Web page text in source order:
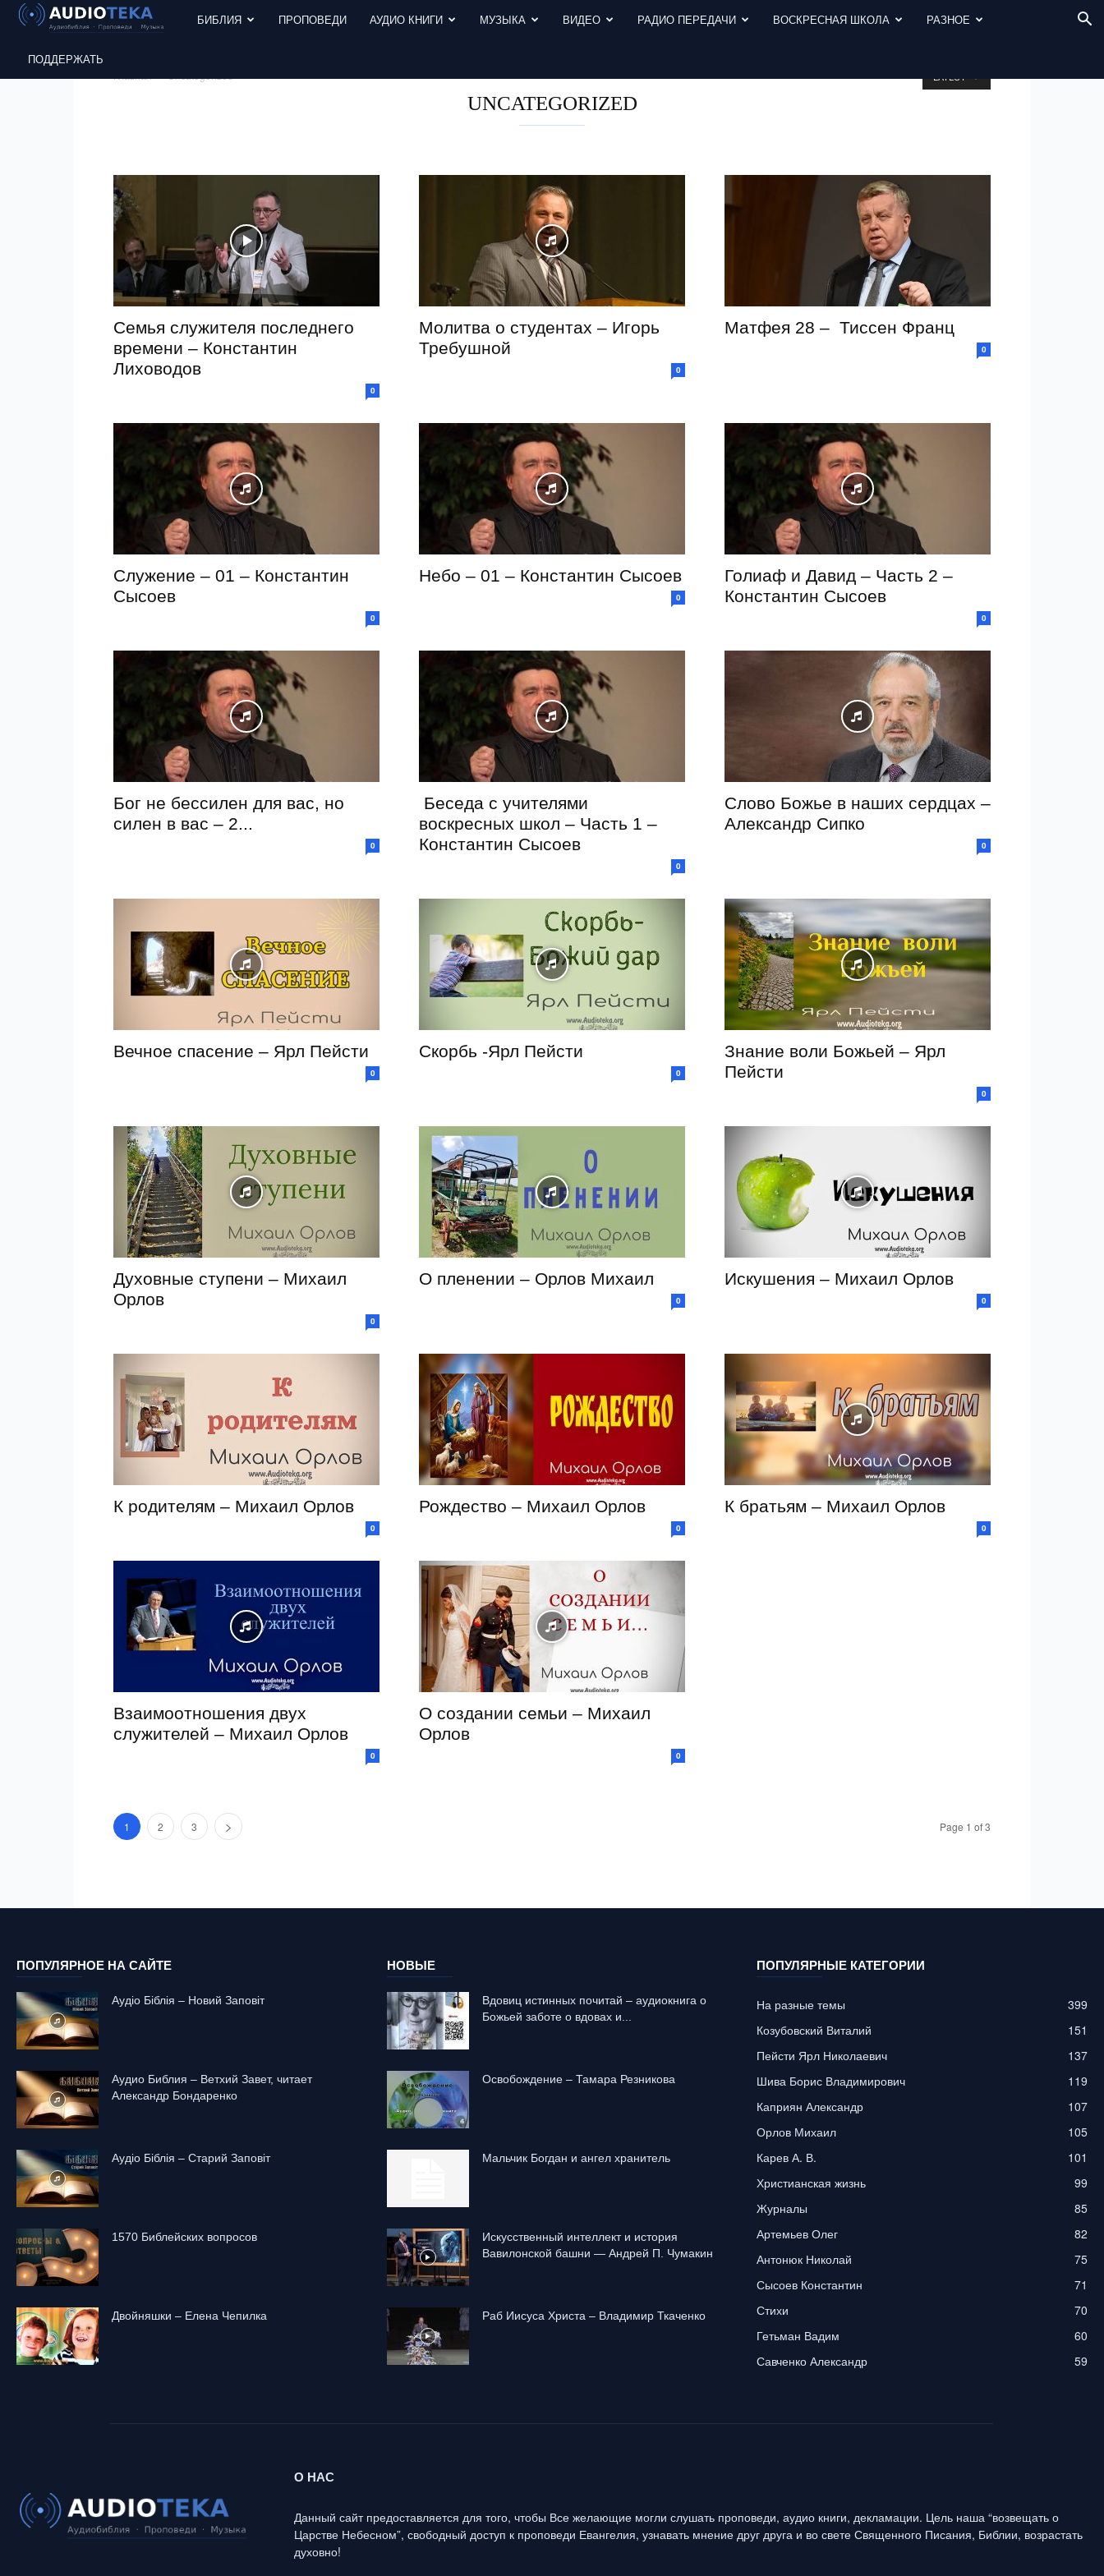
БИБЛИЯ ПРОПОВЕДИ АУДИО КНИГИ МУЗЫКА ВИДЕО РАДИО ПЕРЕДАЧИ ВОСКРЕСНАЯ ШКОЛА РАЗНОЕ
ПОДДЕРЖАТЬ
UNCATEGORIZED
LATEST
Семья служителя последнего
времени – Константин
Лиховодов
0
Молитва о студентах – Игорь
Требушной
0
Матфея 28 – Тиссен Франц
0
Служение – 01 – Константин
Сысоев
0
Небо – 01 – Константин Сысоев
0
Голиаф и Давид – Часть 2 –
Константин Сысоев
0
Бог не бессилен для вас, но
силен в вас – 2...
0
Беседа с учителями
воскресных школ – Часть 1 –
Константин Сысоев
0
Слово Божье в наших сердцах –
Александр Сипко
0
Вечное спасение – Ярл Пейсти
0
Скорбь -Ярл Пейсти
0
Знание воли Божьей – Ярл
Пейсти
0
Духовные ступени – Михаил
Орлов
0
О пленении – Орлов Михаил
0
Искушения – Михаил Орлов
0
К родителям – Михаил Орлов
0
Рождество – Михаил Орлов
0
К братьям – Михаил Орлов
0
Взаимоотношения двух
служителей – Михаил Орлов
0
О создании семьи – Михаил
Орлов
0
1 2 3 Page 1 of 3
ПОПУЛЯРНОЕ НА САЙТЕ
Аудіо Біблія – Новий Заповіт
Аудио Библия – Ветхий Завет, читает
Александр Бондаренко
Аудіо Біблія – Старий Заповіт
1570 Библейских вопросов
Двойняшки – Елена Чепилка
НОВЫЕ
Вдовиц истинных почитай – аудиокнига о
Божьей заботе о вдовах и...
Освобождение – Тамара Резникова
Mальчик Богдан и ангел хранитель
Искусственный интеллект и история
Вавилонской башни — Андрей П. Чумакин
Раб Иисуса Христа – Владимир Ткаченко
ПОПУЛЯРНЫЕ КАТЕГОРИИ
На разные темы
399
Козубовский Виталий
151
Пейсти Ярл Николаевич
137
Шива Борис Владимирович
119
Каприян Александр
107
Орлов Михаил
105
Карев А. В.
101
Христианская жизнь
99
Журналы
85
Артемьев Олег
82
Антонюк Николай
75
Сысоев Константин
71
Стихи
70
Гетьман Вадим
60
Савченко Александр
59
О НАС
Данный сайт предоставляется для того, чтобы Все желающие могли слушать проповеди, аудио книги, декламации. Цель наша “возвещать о
Царстве Небесном”, свободный доступ к проповеди Евангелия, узнавать мнение друг друга и во свете Священного Писания, Библии, возрастать
духовно!